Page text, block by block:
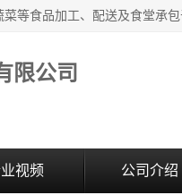
限公司
视频 公司介绍